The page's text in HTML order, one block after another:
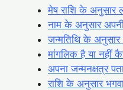
मेष राशि के अनुसार
नाम के अनुसार
जन्मतिथि के अनुसार
मांगलिक है या नहीं
अपना जन्मनक्षत्र
राशि के अनुसार